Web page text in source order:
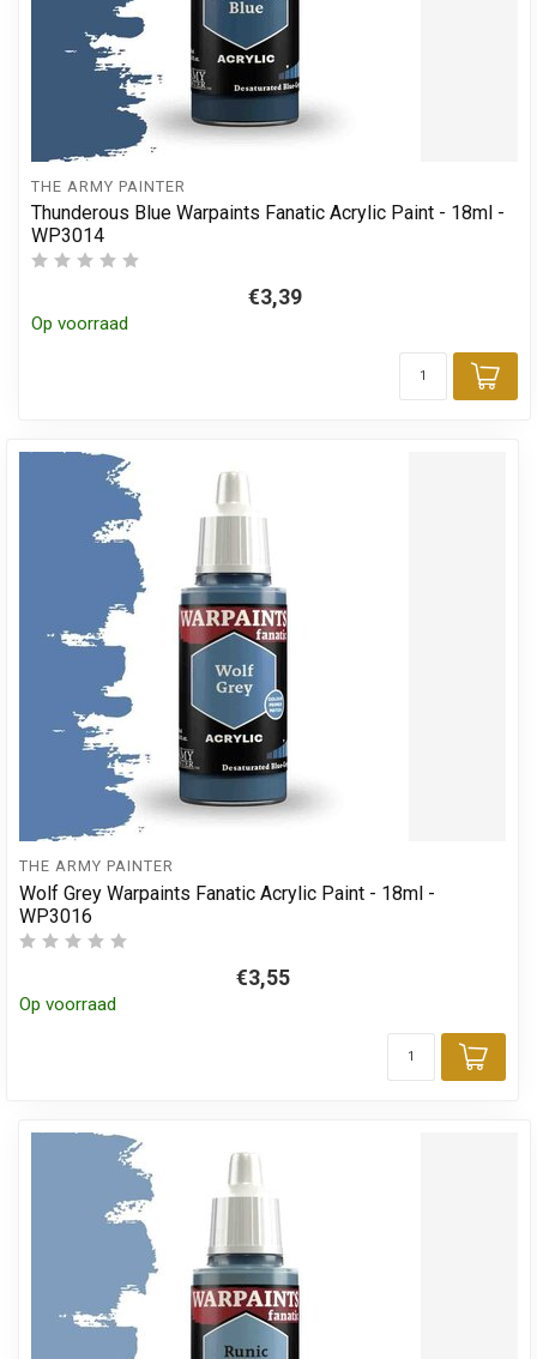
THE ARMY PAINTER
Thunderous Blue Warpaints Fanatic Acrylic Paint - 18ml -
WP3014
€3,39
Op voorraad
THE ARMY PAINTER
Wolf Grey Warpaints Fanatic Acrylic Paint - 18ml -
WP3016
€3,55
Op voorraad